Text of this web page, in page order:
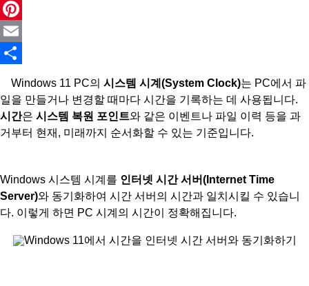
Gmail
Pinterest
Email
Windows 11 PC의 시스템 시계(System Clock)는 PC에서 파
일을 만들거나 변경할 때마다 시간을 기록하는 데 사용됩니다.
시간은 시스템 복원 포인트와 같은 이벤트나 파일 이력 등을 과
거부터 현재, 미래까지 순서화할 수 있는 기준입니다.
Windows 시스템 시계를 인터넷 시간 서버(Internet Time
Server)와 동기화하여 시간 서버의 시간과 일치시킬 수 있습니
다. 이렇게 하면 PC 시계의 시간이 정확해집니다.